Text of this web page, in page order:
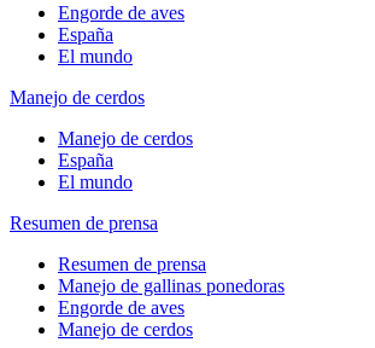
Engorde de aves
España
El mundo
Manejo de cerdos
Manejo de cerdos
España
El mundo
Resumen de prensa
Resumen de prensa
Manejo de gallinas ponedoras
Engorde de aves
Manejo de cerdos